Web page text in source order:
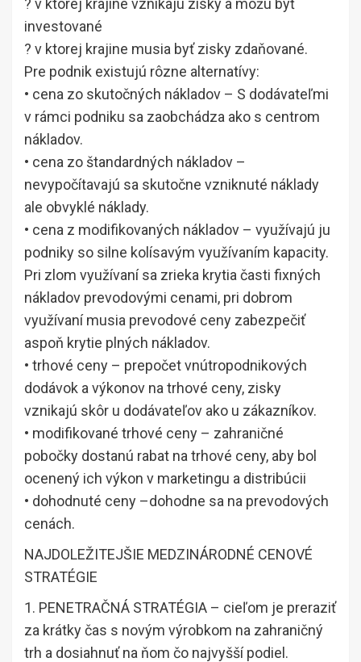
? v ktorej krajine vznikajú zisky a môžu byť
investované
? v ktorej krajine musia byť zisky zdaňované.
Pre podnik existujú rôzne alternatívy:
• cena zo skutočných nákladov – S dodávateľmi
v rámci podniku sa zaobchádza ako s centrom
nákladov.
• cena zo štandardných nákladov –
nevypočítavajú sa skutočne vzniknuté náklady
ale obvyklé náklady.
• cena z modifikovaných nákladov – využívajú ju
podniky so silne kolísavým využívaním kapacity.
Pri zlom využívaní sa zrieka krytia časti fixných
nákladov prevodovými cenami, pri dobrom
využívaní musia prevodové ceny zabezpečiť
aspoň krytie plných nákladov.
• trhové ceny – prepočet vnútropodnikových
dodávok a výkonov na trhové ceny, zisky
vznikajú skôr u dodávateľov ako u zákazníkov.
• modifikované trhové ceny – zahraničné
pobočky dostanú rabat na trhové ceny, aby bol
ocenený ich výkon v marketingu a distribúcii
• dohodnuté ceny –dohodne sa na prevodových
cenách.
NAJDOLEŽITEJŠIE MEDZINÁRODNÉ CENOVÉ
STRATÉGIE
1. PENETRAČNÁ STRATÉGIA – cieľom je preraziť
za krátky čas s novým výrobkom na zahraničný
trh a dosiahnuť na ňom čo najvyšší podiel.